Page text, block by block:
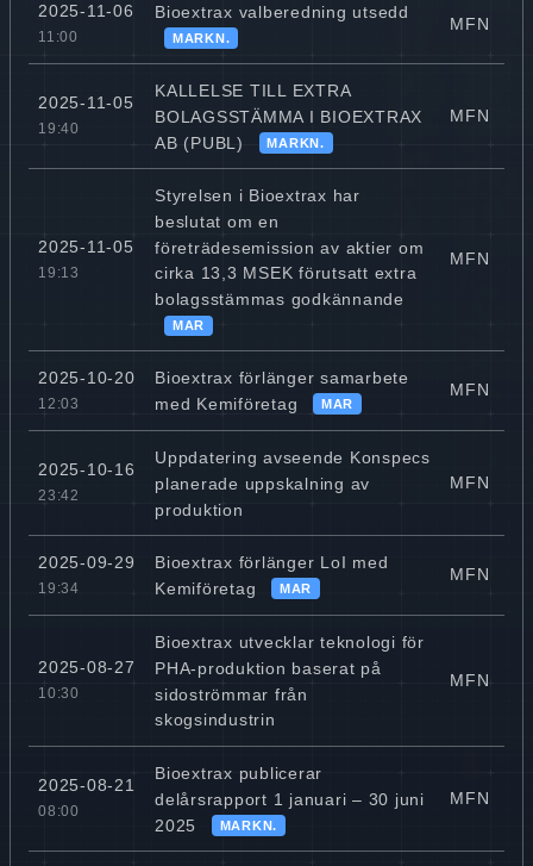
2025-11-06
11:00
Bioextrax valberedning utsedd
MARKN.
MFN
2025-11-05
19:40
KALLELSE TILL EXTRA
BOLAGSSTÄMMA I BIOEXTRAX
AB (PUBL)
MARKN.
MFN
2025-11-05
19:13
Styrelsen i Bioextrax har
beslutat om en
företrädesemission av aktier om
cirka 13,3 MSEK förutsatt extra
bolagsstämmas godkännande
MAR
MFN
2025-10-20
12:03
Bioextrax förlänger samarbete
med Kemiföretag
MAR
MFN
2025-10-16
23:42
Uppdatering avseende Konspecs
planerade uppskalning av
produktion
MFN
2025-09-29
19:34
Bioextrax förlänger LoI med
Kemiföretag
MAR
MFN
2025-08-27
10:30
Bioextrax utvecklar teknologi för
PHA-produktion baserat på
sidoströmmar från
skogsindustrin
MFN
2025-08-21
08:00
Bioextrax publicerar
delårsrapport 1 januari – 30 juni
2025
MARKN.
MFN